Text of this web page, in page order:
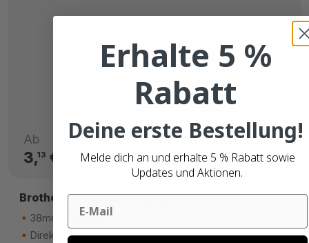
Ab
3,13€
Brother DK-11208 kompatible Etiketten
38mm x 90mm
Direkt thermisch (top)
Erhalte 5 %
Rabatt
Deine erste Bestellung!
Melde dich an und erhalte 5 % Rabatt sowie
Updates und Aktionen.
Email